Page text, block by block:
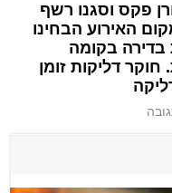
פקס וסגנו רשף
האירוע הבחינו
בקומה
דליקות זומן